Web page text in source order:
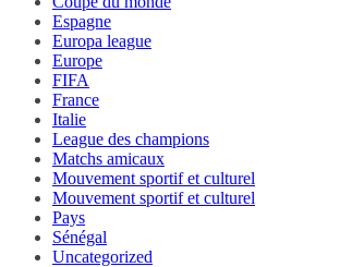
Espagne
Europa league
Europe
FIFA
France
Italie
League des champions
Matchs amicaux
Mouvement sportif et culturel
Mouvement sportif et culturel
Pays
Sénégal
Uncategorized